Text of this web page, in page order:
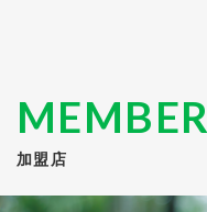
MEMBER
加盟店